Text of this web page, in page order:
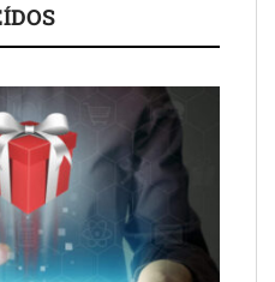
en el primer semestre de 2026